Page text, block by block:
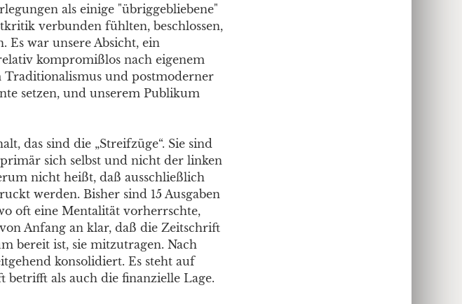
als einige "übriggebliebene"
verbunden fühlten, beschlossen,
Es war unsere Absicht, ein
kompromißlos nach eigenem
Traditionalismus und postmoderner
setzen, und unserem Publikum
das sind die „Streifzüge“. Sie sind
primär sich selbst und nicht der linken
nicht heißt, daß ausschließlich
werden. Bisher sind 15 Ausgaben
oft eine Mentalität vorherrschte,
Anfang an klar, daß die Zeitschrift
bereit ist, sie mitzutragen. Nach
konsolidiert. Es steht auf
betrifft als auch die finanzielle Lage.